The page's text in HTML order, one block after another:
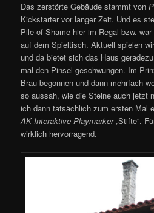
Das zerstörte Gebäude stammt von
Kickstarter vor langer Zeit. Und es
Pile of Shame hier im Regal bzw.
auf dem Spieltisch. Aktuell spielen
und da bietet sich das Haus
mal den Pinsel geschwungen. Im
Brau begonnen und dann mehrfach
so aussah, wie die Steine auch jetzt
ich dann tatsächlich zum ersten Mal
AK Interaktive Playmarker-„Stifte“.
wirklich hervorragend.